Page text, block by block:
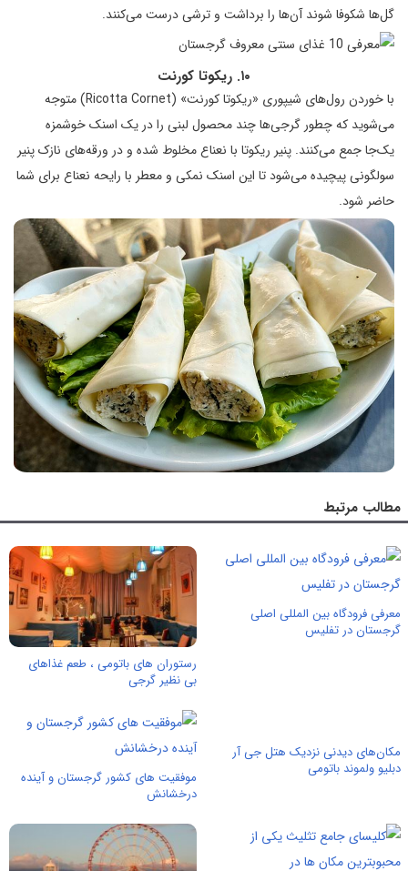
گل‌ها شکوفا شوند آن‌ها را برداشت و ترشی درست می‌کنند.
۱۰. ریکوتا کورنت
با خوردن رول‌های شیپوری «ریکوتا کورنت» (Ricotta Cornet) متوجه
می‌شوید که چطور گرجی‌ها چند محصول لبنی را در یک اسنک خوشمزه
یک‌جا جمع می‌کنند. پنیر ریکوتا با نعناع مخلوط شده و در ورقه‌های نازک پنیر
سولگونی پیچیده می‌شود تا این اسنک نمکی و معطر با رایحه نعناع برای شما
حاضر شود.
مطالب مرتبط
معرفی فرودگاه بین المللی اصلی
گرجستان در تفلیس
رستوران های باتومی ، طعم غذاهای
بی نظیر گرجی
مکان‌های دیدنی نزدیک هتل جی آر
دبلیو ولموند باتومی
موفقیت های کشور گرجستان و آینده
درخشانش